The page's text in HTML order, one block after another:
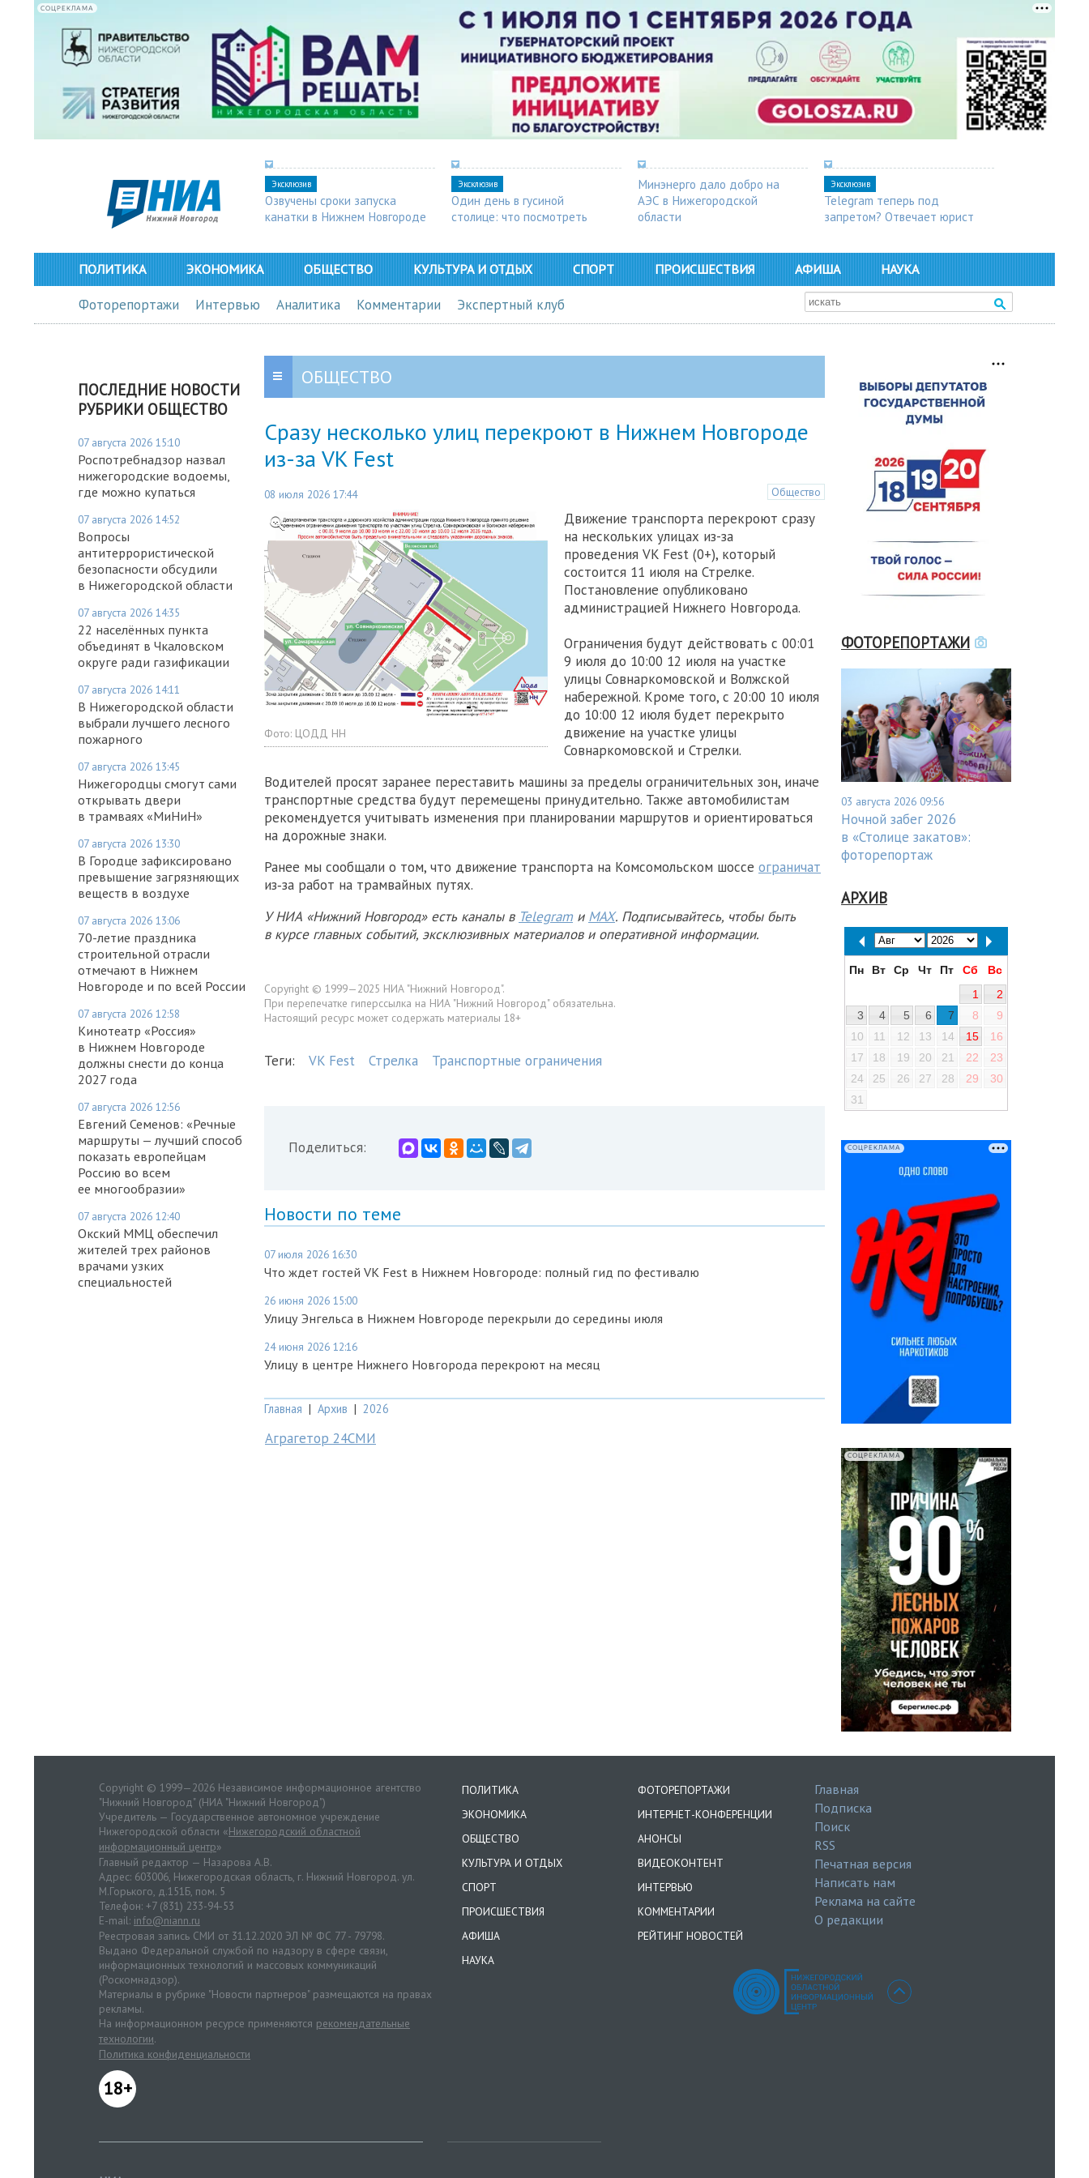
СОЦРЕКЛАМА
Эксклюзив
Озвучены сроки запуска
канатки в Нижнем Новгороде
Эксклюзив
Один день в гусиной
столице: что посмотреть
Минэнерго дало добро на
АЭС в Нижегородской
области
Эксклюзив
Telegram теперь под
запретом? Отвечает юрист
ПОЛИТИКА ЭКОНОМИКА ОБЩЕСТВО КУЛЬТУРА И ОТДЫХ СПОРТ ПРОИСШЕСТВИЯ АФИША НАУКА
Фоторепортажи Интервью Аналитика Комментарии Экспертный клуб
ПОСЛЕДНИЕ НОВОСТИ
РУБРИКИ ОБЩЕСТВО
07 августа 2026 15:10
Роспотребнадзор назвал
нижегородские водоемы,
где можно купаться
07 августа 2026 14:52
Вопросы
антитеррористической
безопасности обсудили
в Нижегородской области
07 августа 2026 14:35
22 населённых пункта
объединят в Чкаловском
округе ради газификации
07 августа 2026 14:11
В Нижегородской области
выбрали лучшего лесного
пожарного
07 августа 2026 13:45
Нижегородцы смогут сами
открывать двери
в трамваях «МиНиН»
07 августа 2026 13:30
В Городце зафиксировано
превышение загрязняющих
веществ в воздухе
07 августа 2026 13:06
70-летие праздника
строительной отрасли
отмечают в Нижнем
Новгороде и по всей России
07 августа 2026 12:58
Кинотеатр «Россия»
в Нижнем Новгороде
должны снести до конца
2027 года
07 августа 2026 12:56
Евгений Семенов: «Речные
маршруты — лучший способ
показать европейцам
Россию во всем
ее многообразии»
07 августа 2026 12:40
Окский ММЦ обеспечил
жителей трех районов
врачами узких
специальностей
ОБЩЕСТВО
Сразу несколько улиц перекроют в Нижнем Новгороде
из-за VK Fest
08 июля 2026 17:44 Общество
Фото: ЦОДД НН
Движение транспорта перекроют сразу
на нескольких улицах из-за
проведения VK Fest (0+), который
состоится 11 июля на Стрелке.
Постановление опубликовано
администрацией Нижнего Новгорода.
Ограничения будут действовать с 00:01
9 июля до 10:00 12 июля на участке
улицы Совнаркомовской и Волжской
набережной. Кроме того, с 20:00 10 июля
до 10:00 12 июля будет перекрыто
движение на участке улицы
Совнаркомовской и Стрелки.
Водителей просят заранее переставить машины за пределы ограничительных зон, иначе
транспортные средства будут перемещены принудительно. Также автомобилистам
рекомендуется учитывать изменения при планировании маршрутов и ориентироваться
на дорожные знаки.
Ранее мы сообщали о том, что движение транспорта на Комсомольском шоссе ограничат
из‑за работ на трамвайных путях.
У НИА «Нижний Новгород» есть каналы в Telegram и MAX. Подписывайтесь, чтобы быть
в курсе главных событий, эксклюзивных материалов и оперативной информации.
Copyright © 1999—2025 НИА "Нижний Новгород".
При перепечатке гиперссылка на НИА "Нижний Новгород" обязательна.
Настоящий ресурс может содержать материалы 18+
Теги: VK Fest Стрелка Транспортные ограничения
Поделиться:
Новости по теме
07 июля 2026 16:30
Что ждет гостей VK Fest в Нижнем Новгороде: полный гид по фестивалю
26 июня 2026 15:00
Улицу Энгельса в Нижнем Новгороде перекрыли до середины июля
24 июня 2026 12:16
Улицу в центре Нижнего Новгорода перекроют на месяц
Главная | Архив | 2026
Аграгетор 24СМИ
ФОТОРЕПОРТАЖИ
03 августа 2026 09:56
Ночной забег 2026
в «Столице закатов»:
фоторепортаж
АРХИВ
Пн Вт Ср Чт Пт Сб
Вс
1
2
3
4 5 6 7 8
9
10
11 12 13 14 15
16
17
18 19 20 21 22
23
24
25 26 27 28 29
30
31
СОЦРЕКЛАМА
СОЦРЕКЛАМА
Copyright © 1999—2026 Независимое информационное агентство
"Нижний Новгород" (НИА "Нижний Новгород")
Учредитель — Государственное автономное учреждение
Нижегородской области «Нижегородский областной
информационный центр»
Главный редактор — Назарова А.В.
Адрес: 603006, Нижегородская область, г. Нижний Новгород. ул.
М.Горького, д.151Б, пом. 5
Телефон: +7 (831) 233-94-53
E-mail: info@niann.ru
Реестровая запись СМИ от 31.12.2020 ЭЛ № ФС 77 - 79798.
Выдано Федеральной службой по надзору в сфере связи,
информационных технологий и массовых коммуникаций
(Роскомнадзор).
Материалы в рубрике "Новости партнеров" размещаются на правах
рекламы.
На информационном ресурсе применяются рекомендательные
технологии.
Политика конфиденциальности
18+
ПОЛИТИКА
ЭКОНОМИКА
ОБЩЕСТВО
КУЛЬТУРА И ОТДЫХ
СПОРТ
ПРОИСШЕСТВИЯ
АФИША
НАУКА
ФОТОРЕПОРТАЖИ
ИНТЕРНЕТ-КОНФЕРЕНЦИИ
АНОНСЫ
ВИДЕОКОНТЕНТ
ИНТЕРВЬЮ
КОММЕНТАРИИ
РЕЙТИНГ НОВОСТЕЙ
Главная
Подписка
Поиск
RSS
Печатная версия
Написать нам
Реклама на сайте
О редакции